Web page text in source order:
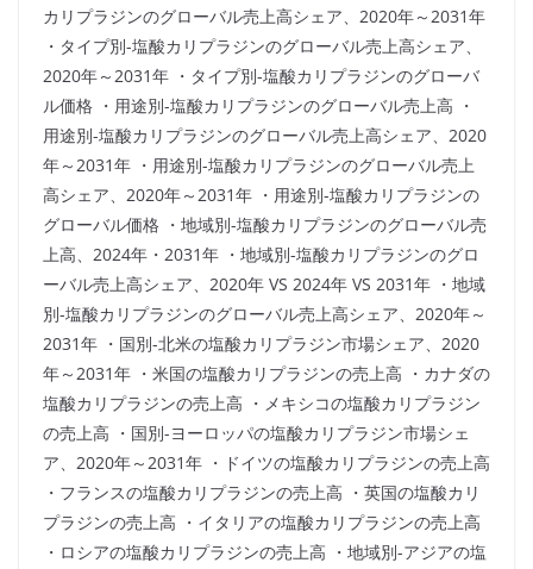
カリプラジンのグローバル売上高シェア、2020年～2031年
・タイプ別-塩酸カリプラジンのグローバル売上高シェア、
2020年～2031年 ・タイプ別-塩酸カリプラジンのグローバ
ル価格 ・用途別-塩酸カリプラジンのグローバル売上高 ・
用途別-塩酸カリプラジンのグローバル売上高シェア、2020
年～2031年 ・用途別-塩酸カリプラジンのグローバル売上
高シェア、2020年～2031年 ・用途別-塩酸カリプラジンの
グローバル価格 ・地域別-塩酸カリプラジンのグローバル売
上高、2024年・2031年 ・地域別-塩酸カリプラジンのグロ
ーバル売上高シェア、2020年 VS 2024年 VS 2031年 ・地域
別-塩酸カリプラジンのグローバル売上高シェア、2020年～
2031年 ・国別-北米の塩酸カリプラジン市場シェア、2020
年～2031年 ・米国の塩酸カリプラジンの売上高 ・カナダの
塩酸カリプラジンの売上高 ・メキシコの塩酸カリプラジン
の売上高 ・国別-ヨーロッパの塩酸カリプラジン市場シェ
ア、2020年～2031年 ・ドイツの塩酸カリプラジンの売上高
・フランスの塩酸カリプラジンの売上高 ・英国の塩酸カリ
プラジンの売上高 ・イタリアの塩酸カリプラジンの売上高
・ロシアの塩酸カリプラジンの売上高 ・地域別-アジアの塩